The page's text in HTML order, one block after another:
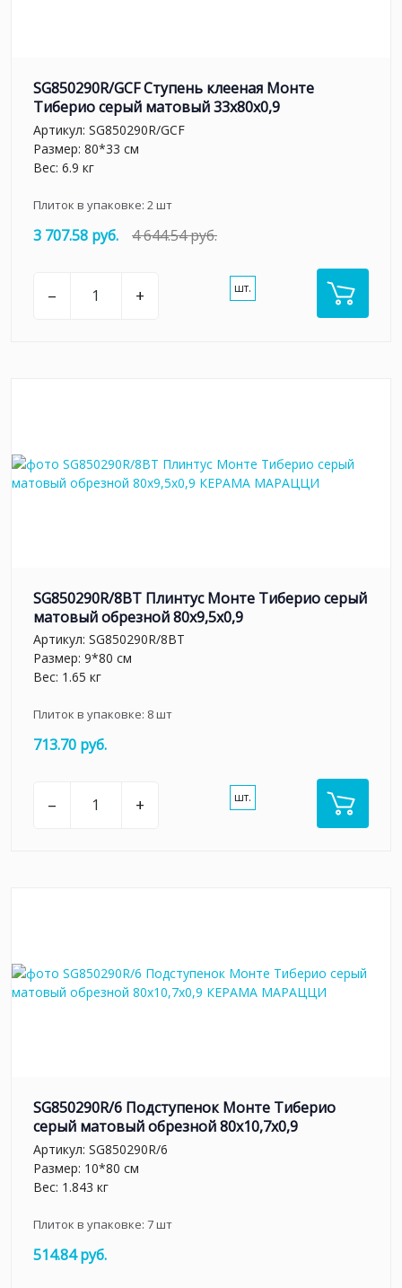
SG850290R/GCF Ступень клееная Монте
Тиберио серый матовый 33x80x0,9
Артикул: SG850290R/GCF
Размер: 80*33 см
Вес: 6.9 кг
Плиток в упаковке: 2шт
3 707.58 руб. 4 644.54 руб.
– + шт.
SG850290R/8BT Плинтус Монте Тиберио серый
матовый обрезной 80x9,5x0,9
Артикул: SG850290R/8BT
Размер: 9*80 см
Вес: 1.65 кг
Плиток в упаковке: 8шт
713.70 руб.
– + шт.
SG850290R/6 Подступенок Монте Тиберио
серый матовый обрезной 80x10,7x0,9
Артикул: SG850290R/6
Размер: 10*80 см
Вес: 1.843 кг
Плиток в упаковке: 7шт
514.84 руб.